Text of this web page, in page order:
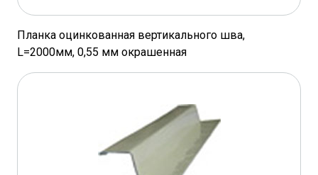
Планка оцинкованная вертикального шва,
L=2000мм, 0,55 мм окрашенная